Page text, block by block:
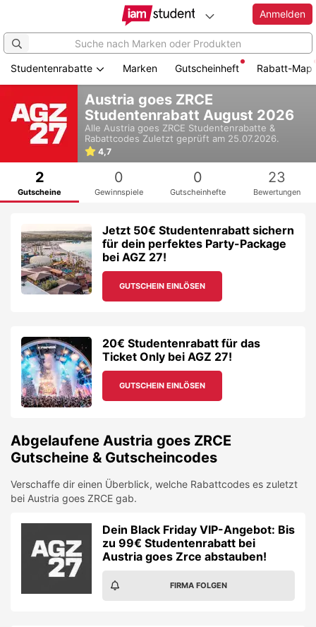
Hauptinhalt
springen
Anmelden
Studentenrabatte Marken Gutscheinheft Rabatt-Map
Austria goes ZRCE
Studentenrabatt August 2026
Alle Austria goes ZRCE Studentenrabatte &
Rabattcodes Zuletzt geprüft am 25.07.2026.
4,7
2
Gutscheine
0
Gewinnspiele
0
Gutscheinhefte
23
Bewertungen
Jetzt 50€ Studentenrabatt sichern
für dein perfektes Party-Package
bei AGZ 27!
GUTSCHEIN EINLÖSEN
20€ Studentenrabatt für das
Ticket Only bei AGZ 27!
GUTSCHEIN EINLÖSEN
Abgelaufene Austria goes ZRCE
Gutscheine & Gutscheincodes
Verschaffe dir einen Überblick, welche Rabattcodes es zuletzt
bei Austria goes ZRCE gab.
Dein Black Friday VIP-Angebot: Bis
zu 99€ Studentenrabatt bei
Austria goes Zrce abstauben!
FIRMA FOLGEN